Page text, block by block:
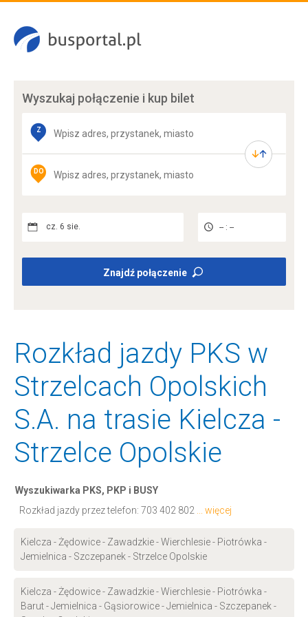
Wyszukaj połączenie i kup bilet
Z
DO
cz. 6 sie. -- : --
Znajdź połączenie
Rozkład jazdy PKS w
Strzelcach Opolskich
S.A. na trasie Kielcza -
Strzelce Opolskie
Wyszukiwarka PKS, PKP i BUSY
Rozkład jazdy przez telefon: 703 402 802 ... więcej
Kielcza - Żędowice - Zawadzkie - Wierchlesie - Piotrówka -
Jemielnica - Szczepanek - Strzelce Opolskie
Kielcza - Żędowice - Zawadzkie - Wierchlesie - Piotrówka -
Barut - Jemielnica - Gąsiorowice - Jemielnica - Szczepanek -